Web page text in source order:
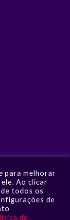
para melhorar
Ao clicar
todos os
de
de